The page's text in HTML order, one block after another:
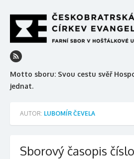
to
content
Motto sboru: Svou cestu svěř
jednat.
AUTOR: LUBOMÍR ČEVELA
Sborový časopis